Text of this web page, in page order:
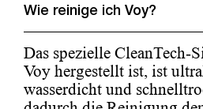
Wie reinige ich Voy?
Das spezielle CleanTech-
Voy hergestellt ist, ist
wasserdicht und